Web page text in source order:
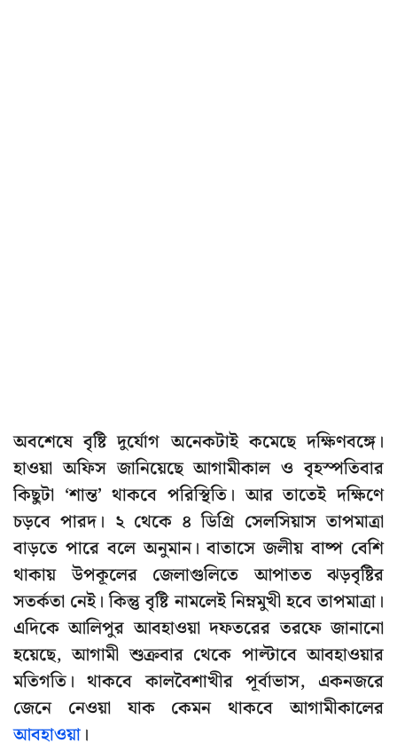
অবশেষে বৃষ্টি দুর্যোগ অনেকটাই কমেছে দক্ষিণবঙ্গে।
হাওয়া অফিস জানিয়েছে আগামীকাল ও বৃহস্পতিবার
কিছুটা ‘শান্ত’ থাকবে পরিস্থিতি। আর তাতেই দক্ষিণে
চড়বে পারদ। ২ থেকে ৪ ডিগ্রি সেলসিয়াস তাপমাত্রা
বাড়তে পারে বলে অনুমান। বাতাসে জলীয় বাষ্প বেশি
থাকায় উপকূলের জেলাগুলিতে আপাতত ঝড়বৃষ্টির
সতর্কতা নেই। কিন্তু বৃষ্টি নামলেই নিম্নমুখী হবে তাপমাত্রা।
এদিকে আলিপুর আবহাওয়া দফতরের তরফে জানানো
হয়েছে, আগামী শুক্রবার থেকে পাল্টাবে আবহাওয়ার
মতিগতি। থাকবে কালবৈশাখীর পূর্বাভাস, একনজরে
জেনে নেওয়া যাক কেমন থাকবে আগামীকালের
আবহাওয়া।